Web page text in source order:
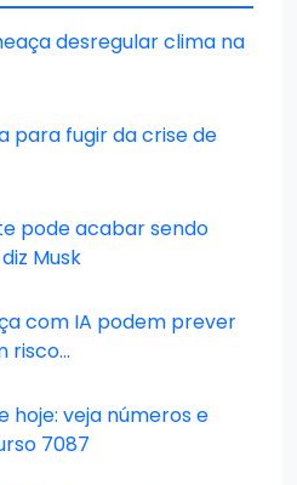
desregular clima na
para fugir da crise de
pode acabar sendo
Musk
com IA podem prever
risco…
hoje: veja números e
7087